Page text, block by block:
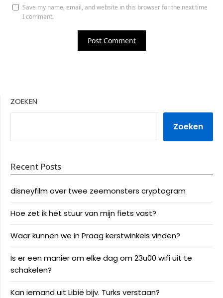
Save my name, email, and website in this browser for the next time
I comment.
ZOEKEN
Zoeken
Recent Posts
disneyfilm over twee zeemonsters cryptogram
Hoe zet ik het stuur van mijn fiets vast?
Waar kunnen we in Praag kerstwinkels vinden?
Is er een manier om elke dag om 23u00 wifi uit te
schakelen?
Kan iemand uit Libië bijv. Turks verstaan?